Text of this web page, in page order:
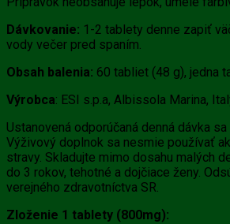
Dávkovanie: 1-2 tablety denne zapiť
vody večer pred spaním.
Obsah balenia: 60 tabliet (48 g), jedna
Výrobca: ESI s.p.a, Albissola Marina,
Ustanovená odporúčaná denná dávka
Výživový doplnok sa nesmie používať
stravy. Skladujte mimo dosahu malých
do 3 rokov, tehotné a dojčiace ženy.
verejného zdravotníctva SR.
Zloženie 1 tablety (800mg):